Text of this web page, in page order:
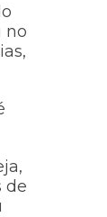
no
de